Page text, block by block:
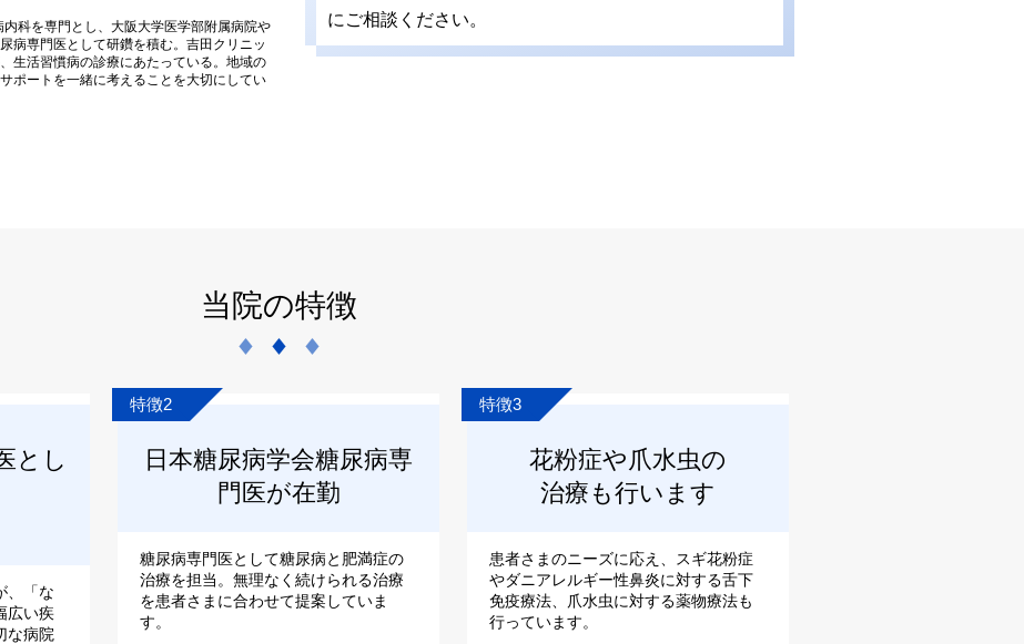
科を専門とし、大阪大学医学部附属病院や
病専門医として研鑽を積む。吉田クリニッ
生活習慣病の診療にあたっている。地域の
ポートを一緒に考えることを大切にしてい
にご相談ください。
当院の特徴
とし
、「な
広い疾
な病院
特徴2
日本糖尿病学会糖尿病専
門医が在勤
糖尿病専門医として糖尿病と肥満症の
治療を担当。無理なく続けられる治療
を患者さまに合わせて提案していま
す。
特徴3
花粉症や爪水虫の
治療も行います
患者さまのニーズに応え、スギ花粉症
やダニアレルギー性鼻炎に対する舌下
免疫療法、爪水虫に対する薬物療法も
行っています。